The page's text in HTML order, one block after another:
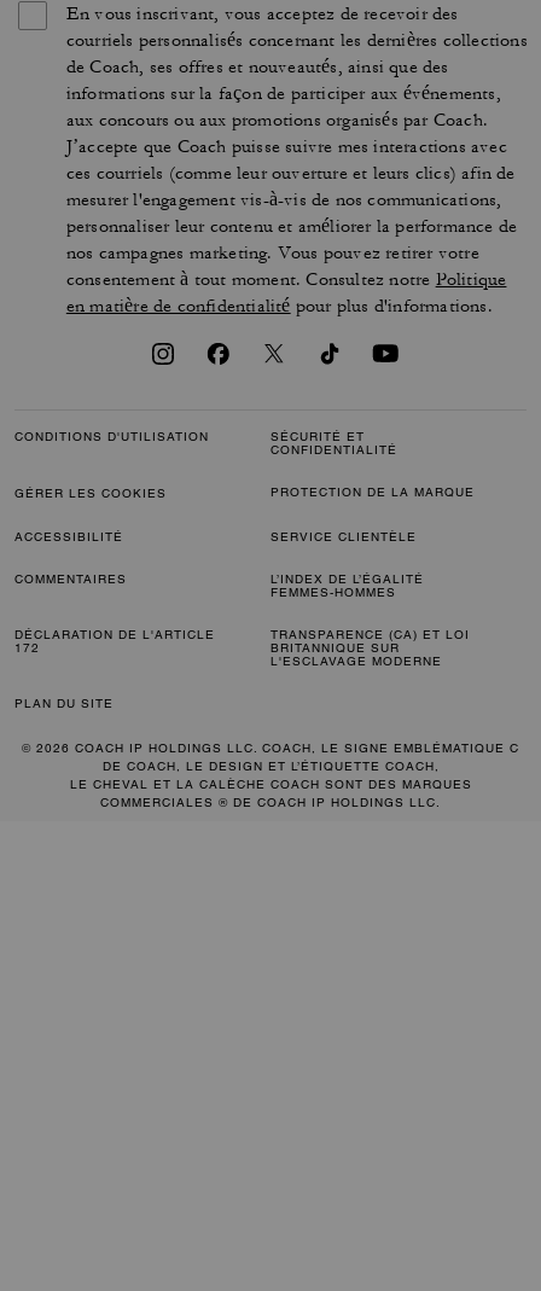
En vous inscrivant, vous acceptez de recevoir des
courriels personnalisés concernant les dernières collections
de Coach, ses offres et nouveautés, ainsi que des
informations sur la façon de participer aux événements,
aux concours ou aux promotions organisés par Coach.
J’accepte que Coach puisse suivre mes interactions avec
ces courriels (comme leur ouverture et leurs clics) afin de
mesurer l'engagement vis-à-vis de nos communications,
personnaliser leur contenu et améliorer la performance de
nos campagnes marketing. Vous pouvez retirer votre
consentement à tout moment. Consultez notre Politique
en matière de confidentialité pour plus d'informations.
CONDITIONS D'UTILISATION
SÉCURITÉ ET
CONFIDENTIALITÉ
GÉRER LES COOKIES PROTECTION DE LA MARQUE
ACCESSIBILITÉ SERVICE CLIENTÈLE
COMMENTAIRES
L’INDEX DE L’ÉGALITÉ
FEMMES-HOMMES
DÉCLARATION DE L'ARTICLE
172
TRANSPARENCE (CA) ET LOI
BRITANNIQUE SUR
L'ESCLAVAGE MODERNE
PLAN DU SITE
© 2026 COACH IP HOLDINGS LLC. COACH, LE SIGNE EMBLÉMATIQUE C
DE COACH, LE DESIGN ET L’ÉTIQUETTE COACH,
LE CHEVAL ET LA CALÈCHE COACH SONT DES MARQUES
COMMERCIALES ® DE COACH IP HOLDINGS LLC.